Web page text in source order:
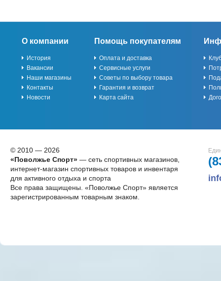
О компании
История
Вакансии
Наши магазины
Контакты
Новости
Помощь покупателям
Оплата и доставка
Сервисные услуги
Советы по выбору товара
Гарантия и возврат
Карта сайта
© 2010 — 2026
«Поволжье Спорт»— сеть спортивных магазинов,
интернет-магазин спортивных товаров и инвентаря
для активного отдыха и спорта
Все права защищены. «Поволжье Спорт» является
зарегистрированным товарным знаком.